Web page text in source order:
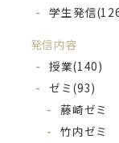
学生発信
発信内容
授業(140)
ゼミ(93)
藤崎ゼミ
竹内ゼミ